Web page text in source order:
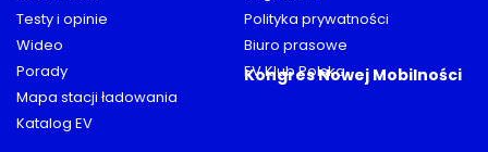
Testy i opinie
Wideo
Porady
Mapa stacji ładowania
Katalog EV
Polityka prywatności
Biuro prasowe
EV Klub Polska
Kongres Nowej Mobilności